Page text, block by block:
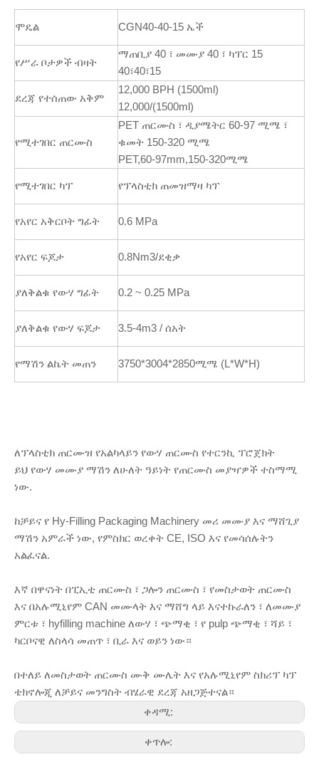
ሞዴል CGN40-40-15 ኤች
የሥራ ቦታዎች ብዛት
ማጠቢያ 40 ፣ መሙያ 40 ፣ ካፕር 15
40፣40፣15
ደረጃ የተሰጠው አቅም
12,000 BPH (1500ml)
12,000/(1500ml)
የሚተገበር ጠርሙስ
PET ጠርሙስ ፣ ዲያሜትር 60-97 ሚሜ ፣
ቁመት 150-320 ሚሜ
PET,60-97mm,150-320ሚሜ
የሚተገበር ካፕ የፕላስቲክ ጠመዝማዛ ካፕ
የአየር አቅርቦት ግፊት 0.6 MPa
የአየር ፍጆታ 0.8Nm3/ደቂቃ
ያለቅልቁ የውሃ ግፊት 0.2 ~ 0.25 MPa
ያለቅልቁ የውሃ ፍጆታ 3.5-4m3 / ሰአት
የማሽን ልኬት መጠን 3750*3004*2850ሚሜ (L*W*H)
ለፕላስቲክ ጠርሙዝ የአልካላይን የውሃ ጠርሙስ የተርንኪ ፕሮጀክት
ይህ የውሃ መሙያ ማሽን ለሁለት ዓይነት የጠርሙስ መያዣዎች ተስማሚ
ነው.
ከቻይና የ Hy-Filling Packaging Machinery መሪ መሙያ እና ማሸጊያ
ማሽን አምራች ነው, የምስክር ወረቀት CE, ISO እና የመሳሰሉትን
አልፈናል.
እኛ በዋናነት በፒኢቲ ጠርሙስ ፣ ጋሎን ጠርሙስ ፣ የመስታወት ጠርሙስ
እና በአሉሚኒየም CAN መሙላት እና ማሸግ ላይ እናተኩራለን ፣ ለመሙያ
ምርቱ ፣ hyfilling machine ለውሃ ፣ ጭማቂ ፣ የ pulp ጭማቂ ፣ ሻይ ፣
ካርቦናዊ ለስላሳ መጠጥ ፣ ቢራ እና ወይን ነው።
በተለይ ለመስታወት ጠርሙስ ሙቅ ሙሌት እና የአሉሚኒየም ስክሪፕ ካፕ
ቴክኖሎጂ ለቻይና መንግስት ብሄራዊ ደረጃ አዘጋጅተናል።
ቀዳሚ:
ቀጥሎ: